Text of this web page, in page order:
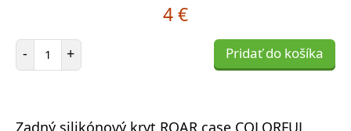
4 €
- Počet položiek
+ Pridať do košíka
Zadný silikónový kryt ROAR case COLORFUL